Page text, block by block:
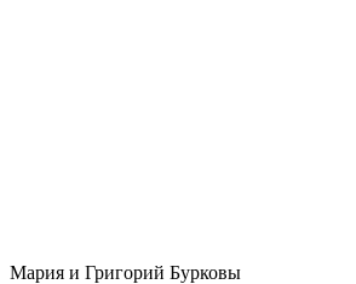
Мария и Григорий Бурковы